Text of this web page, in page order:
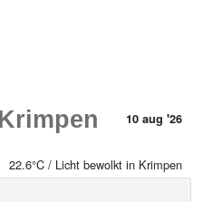
10 aug '26
22.6°C / Licht bewolkt in Krimpen